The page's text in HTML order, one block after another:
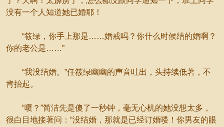
没有一个人知道她已婚耶！
“筱绿，你手上那是……婚戒吗？你什么时候结的婚啊？
你的老公是……”
“我没结婚。”任筱绿幽幽的声音吐出，头持续低著，不
肯抬起。
“嗄？”简洁先是傻了一秒钟，毫无心机的她没想太多，
很白目地接著问：“没结婚，那就是已经订婚喽！你男友的眼